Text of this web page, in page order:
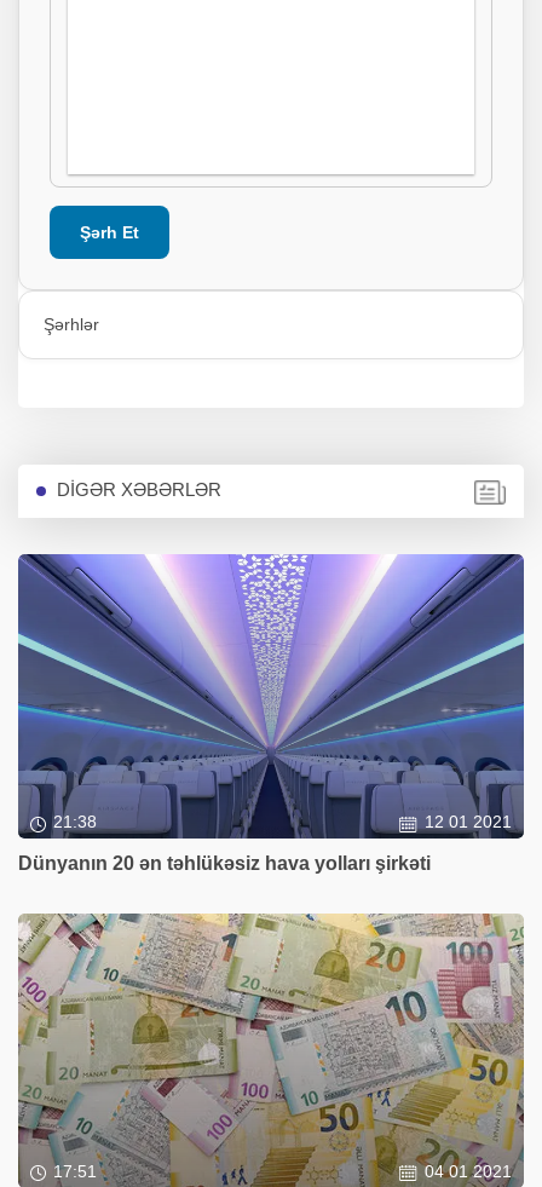
Şərh Et
Şərhlər
DİGƏR XƏBƏRLƏR
21:38 12 01 2021
Dünyanın 20 ən təhlükəsiz hava yolları şirkəti
17:51 04 01 2021